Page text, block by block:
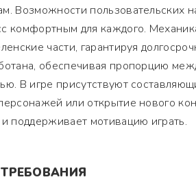
Возможности пользовательских
комфортным для каждого.
части, гарантируя
обеспечивая пропорцию
В игре присутствуют
или открытие нового
поддерживает мотивацию играть.